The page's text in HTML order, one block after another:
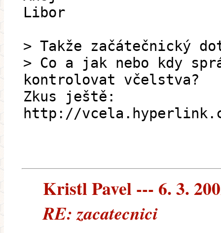
Libor
> Takže začátečnický
> Co a jak nebo kdy
kontrolovat včelstva?
Zkus ještě:
http://
Kristl Pavel --- 6. 3.
RE: zacatecnici